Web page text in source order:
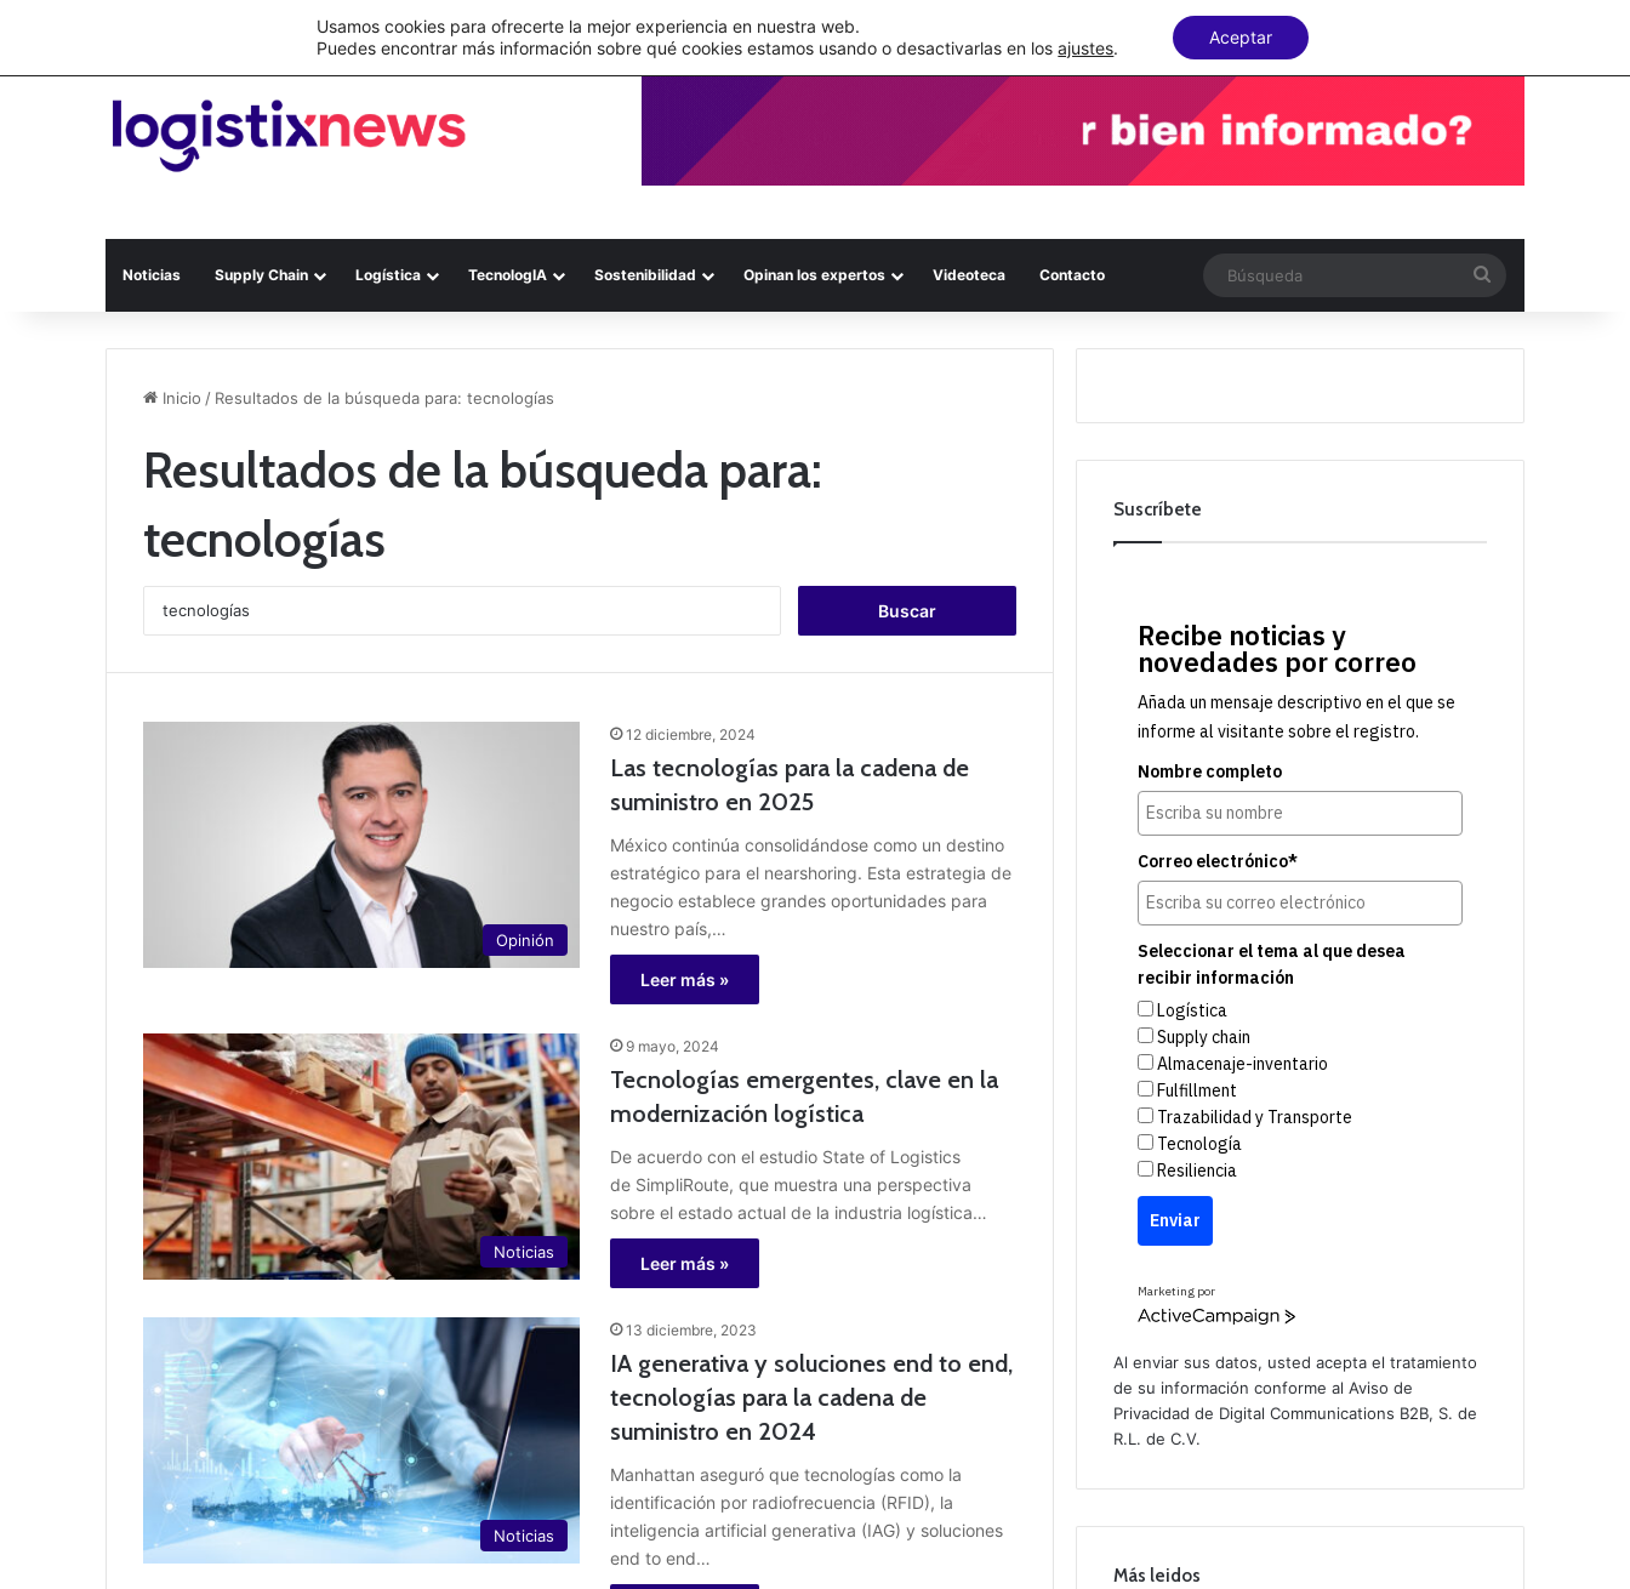
Nueva Ley Aduanera eleva el costo de los errores documentales
Noticias Supply Chain Logística TecnologIA Sostenibilidad Opinan los expertos Videoteca Contacto
Inicio / Resultados de la búsqueda para: tecnologías
Resultados de la búsqueda para:
tecnologías
c
Opinión
12 diciembre, 2024
Las tecnologías para la cadena de
suministro en 2025
México continúa consolidándose como un destino
estratégico para el nearshoring. Esta estrategia de
negocio establece grandes oportunidades para
nuestro país,…
Leer más »
Noticias
9 mayo, 2024
Tecnologías emergentes, clave en la
modernización logística
De acuerdo con el estudio State of Logistics
de SimpliRoute, que muestra una perspectiva
sobre el estado actual de la industria logística…
Leer más »
Noticias
13 diciembre, 2023
IA generativa y soluciones end to end,
tecnologías para la cadena de
suministro en 2024
Manhattan aseguró que tecnologías como la
identificación por radiofrecuencia (RFID), la
inteligencia artificial generativa (IAG) y soluciones
end to end…
Suscríbete
Recibe noticias y
novedades por correo
Añada un mensaje descriptivo en el que se
informe al visitante sobre el registro.
Nombre completo
Correo electrónico*
Seleccionar el tema al que desea
recibir información
Logística
Supply chain
Almacenaje-inventario
Fulfillment
Trazabilidad y Transporte
Tecnología
Resiliencia
Enviar
Marketing por
A
v
e
p
i
n
Al enviar sus datos, usted acepta el tratamiento
de su información conforme alAviso de
Privacidad de Digital Communications B2B, S. de
R.L. de C.V.
Más leidos
Usamos cookies para ofrecerte la mejor experiencia en nuestra web.
Puedes encontrar más información sobre qué cookies estamos usando o desactivarlas en losajustes.
Aceptar